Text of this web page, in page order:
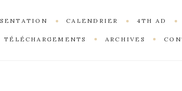
CALENDRIER 4TH AD
TÉLÉCHARGEMENTS ARCHIVES